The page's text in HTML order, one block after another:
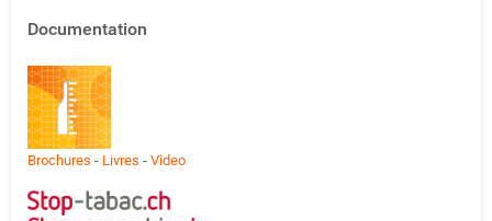
Documentation
Brochures - Livres - Video